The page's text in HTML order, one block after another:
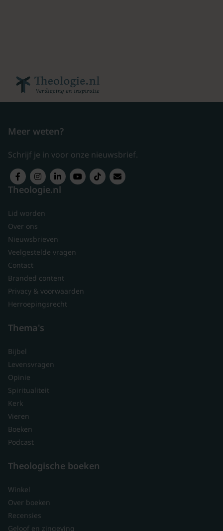
Meer weten?
Schrijf je in voor onze nieuwsbrief.
Theologie.nl
Lid worden
Over ons
Nieuwsbrieven
Veelgestelde vragen
Contact
Branded content
Privacy & voorwaarden
Herroepingsrecht
Thema's
Bijbel
Levensvragen
Opinie
Spiritualiteit
Kerk
Vieren
Boeken
Podcast
Theologische boeken
Winkel
Over boeken
Recensies
Geloof en zingeving